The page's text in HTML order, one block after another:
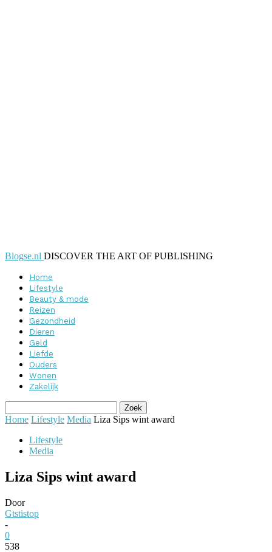
Blogse.nl DISCOVER THE ART OF PUBLISHING
Home
Lifestyle
Beauty & mode
Reizen
Gezondheid
Dieren
Geld
Liefde
Ouders
Wonen
Zakelijk
Home Lifestyle Media Liza Sips wint award
Lifestyle
Media
Liza Sips wint award
Door
Gtstistop
-
0
538